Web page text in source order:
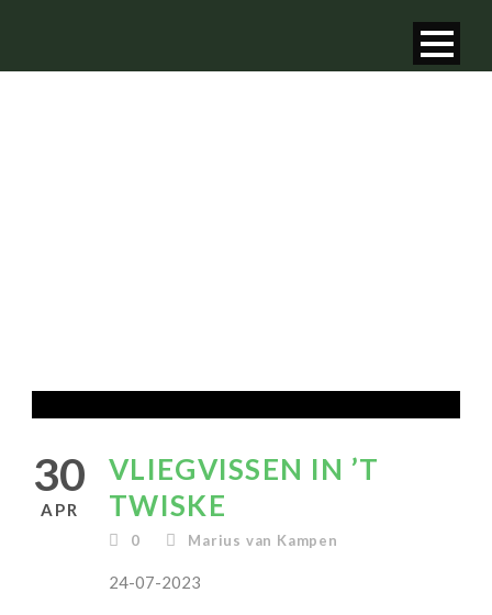
30
APR
VLIEGVISSEN IN ’T
TWISKE
0 Marius van Kampen
24-07-2023